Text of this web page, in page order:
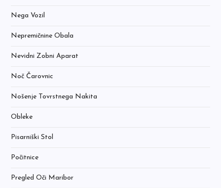
Nega Vozil
Nepremičnine Obala
Nevidni Zobni Aparat
Noč Čarovnic
Nošenje Tovrstnega Nakita
Obleke
Pisarniški Stol
Počitnice
Pregled Oči Maribor